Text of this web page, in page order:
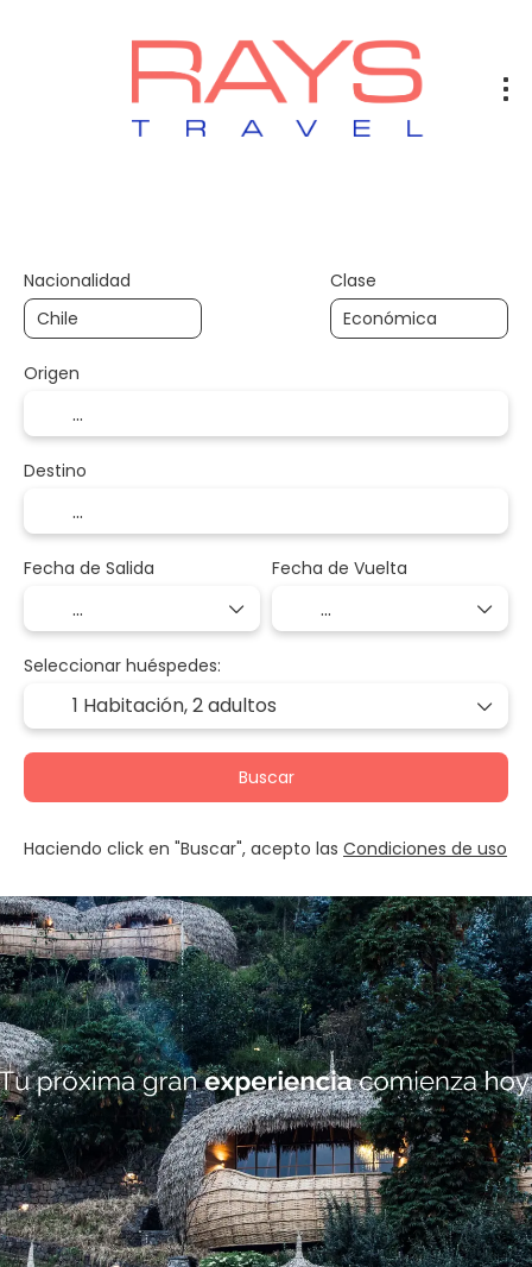
Nacionalidad Clase
Origen
Destino
Fecha de Salida Fecha de Vuelta
Seleccionar huéspedes:
1 Habitación,2 adultos
Buscar
Haciendo click en "Buscar", acepto las Condiciones de uso